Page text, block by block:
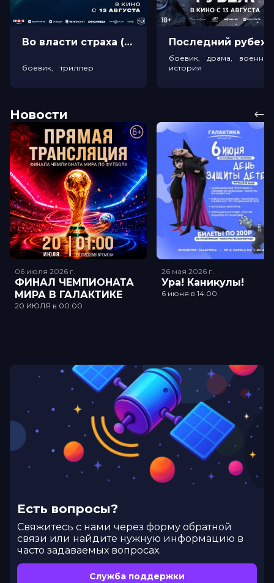
Во власти страха (18+)
боевик, триллер
боевик, драма,
история
Новости
06 июля 2026 г.
ФИНАЛ ЧЕМПИОНАТА
МИРА В ГАЛАКТИКЕ
20 ИЮЛЯ в 00:00
26 мая 2026 г.
Ура! Каникулы!
6 июня в 14.00
Есть вопросы?
Cвяжитесь с нами через форму обратной
связи или найдите нужную информацию в
часто задаваемых вопросах.
Служба поддержки